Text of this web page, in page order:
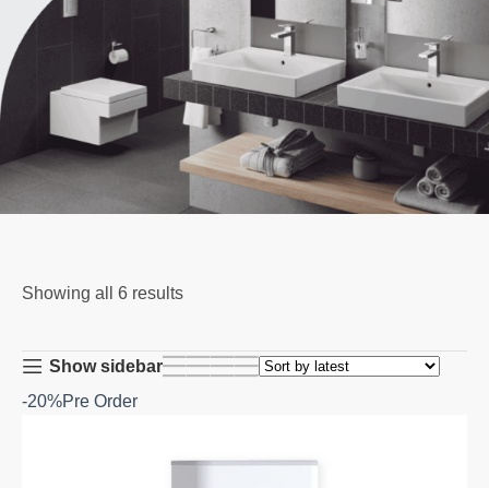
Showing all 6 results
Show sidebar
-20%Pre Order